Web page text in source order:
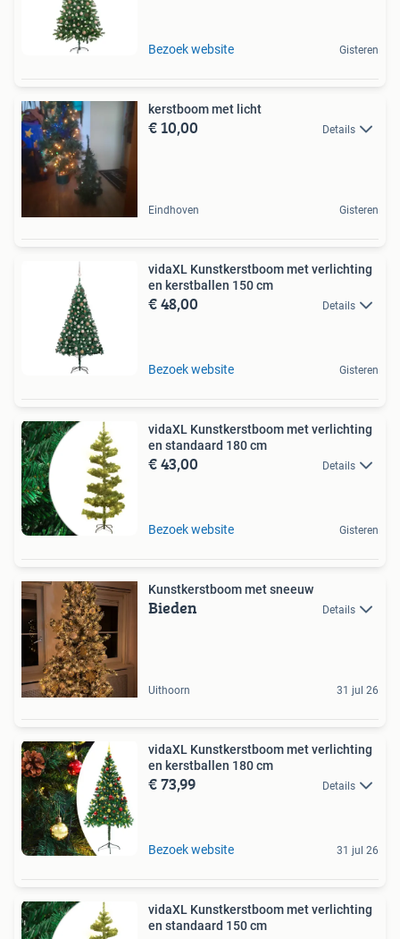
Bezoek website Gisteren
kerstboom met licht
€ 10,00 Details
Eindhoven Gisteren
vidaXL Kunstkerstboom met verlichting
en kerstballen 150 cm
€ 48,00 Details
Bezoek website Gisteren
vidaXL Kunstkerstboom met verlichting
en standaard 180 cm
€ 43,00 Details
Bezoek website Gisteren
Kunstkerstboom met sneeuw
Bieden Details
Uithoorn 31 jul 26
vidaXL Kunstkerstboom met verlichting
en kerstballen 180 cm
€ 73,99 Details
Bezoek website 31 jul 26
vidaXL Kunstkerstboom met verlichting
en standaard 150 cm